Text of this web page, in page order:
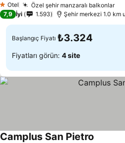
1 Yıldız
Otel Özel şehir manzaralı balkonlar
7,9 İyi 1.593 Şehir merkezi 1.0 km
Başlangıç Fiyatı ₺3.324
Fiyatları görün: 4 site
Camplus San Pietro